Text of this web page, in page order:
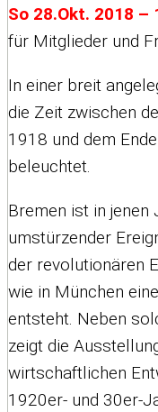
So 28.Okt. 2018 –
für Mitglieder und
In einer breit
die Zeit zwischen
1918 und dem
beleuchtet.
Bremen ist in jenen
umstürzender
der revolutionären
wie in München
entsteht. Neben
zeigt die
wirtschaftlichen
1920er- und 30er-